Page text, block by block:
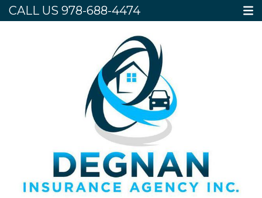
CALL US 978-688-4474